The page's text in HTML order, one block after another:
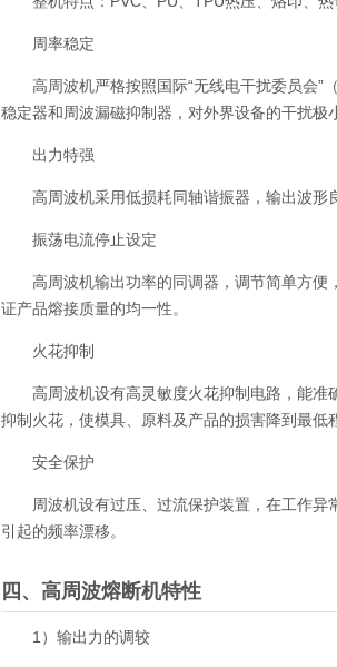
周率稳定
高周波机严格按照国际“无线电干扰委员会”
稳定器和周波漏磁抑制器，对外界设备的干扰极
出力特强
高周波机采用低损耗同轴谐振器，输出波形
振荡电流停止设定
高周波机输出功率的同调器，调节简单方便
证产品熔接质量的均一性。
火花抑制
高周波机设有高灵敏度火花抑制电路，能准
抑制火花，使模具、原料及产品的损害降到最低
安全保护
周波机设有过压、过流保护装置，在工作异
引起的频率漂移。
四、高周波熔断机特性
1）输出力的调较